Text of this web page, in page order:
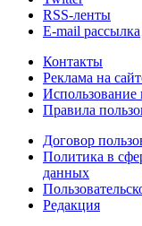
RSS-ленты
E-mail рассылка
Контакты
Реклама на
Использование
Правила
Договор
Политика в
данных
Редакция